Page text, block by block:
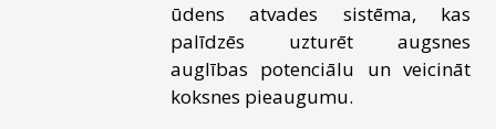
ūdens atvades sistēma, kas
palīdzēs uzturēt augsnes
auglības potenciālu un veicināt
koksnes pieaugumu.